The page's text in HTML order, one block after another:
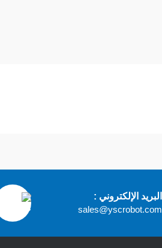
البريد الإلكتروني :
sales@yscrobot.com